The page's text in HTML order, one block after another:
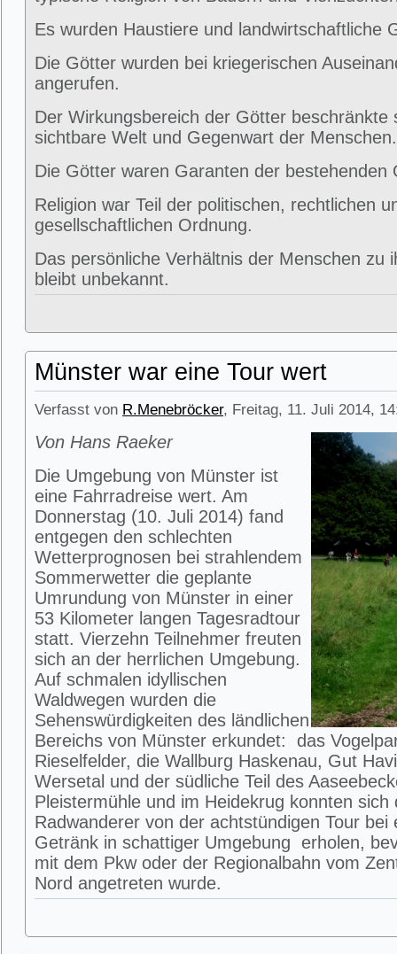
Es wurden Haustiere und landwirtschaftliche
Die Götter wurden bei kriegerischen
angerufen.
Der Wirkungsbereich der Götter beschränkte
sichtbare Welt und Gegenwart der Menschen.
Die Götter waren Garanten der bestehenden
Religion war Teil der politischen, rechtlichen
gesellschaftlichen Ordnung.
Das persönliche Verhältnis der Menschen zu
bleibt unbekannt.
Münster war eine Tour wert
Verfasst von R.Menebröcker, Freitag, 11. Juli 2014,
Von Hans Raeker
Die Umgebung von Münster ist
eine Fahrradreise wert. Am
Donnerstag (10. Juli 2014) fand
entgegen den schlechten
Wetterprognosen bei strahlendem
Sommerwetter die geplante
Umrundung von Münster in einer
53 Kilometer langen Tagesradtour
statt. Vierzehn Teilnehmer freuten
sich an der herrlichen Umgebung.
Auf schmalen idyllischen
Waldwegen wurden die
Sehenswürdigkeiten des ländlichen
Bereichs von Münster erkundet: das
Rieselfelder, die Wallburg Haskenau, Gut
Wersetal und der südliche Teil des
Pleistermühle und im Heidekrug konnten sich
Radwanderer von der achtstündigen Tour bei
Getränk in schattiger Umgebung erholen,
mit dem Pkw oder der Regionalbahn vom
Nord angetreten wurde.